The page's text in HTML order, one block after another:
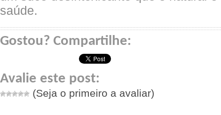
saúde.
Gostou? Compartilhe:
Avalie este post:
(Seja o primeiro a avaliar)